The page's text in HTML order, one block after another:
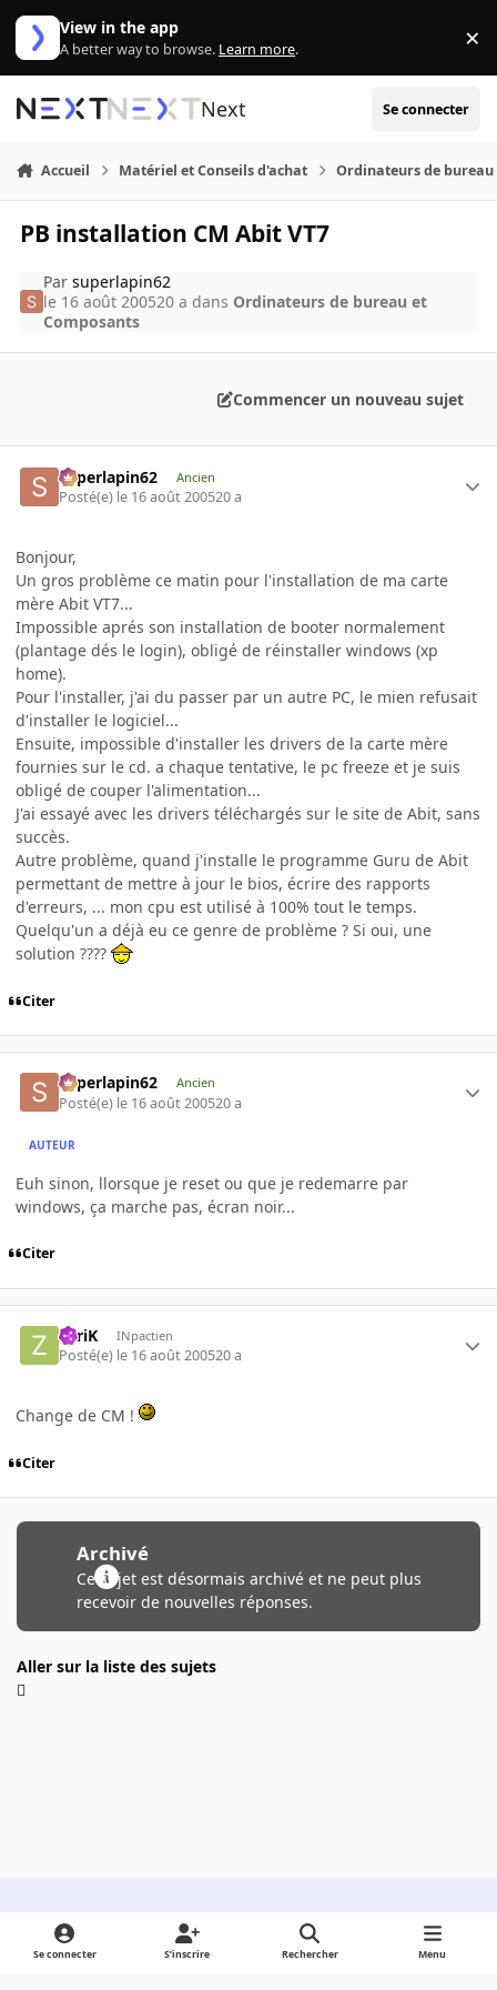
Aller au contenu
View in the app
A better way to browse. Learn more. ×
Next Se connecter
Accueil Matériel et Conseils d'achat Ordinateurs de bureau
PB installation CM Abit VT7
Parsuperlapin62
le 16 août 200520 a dans Ordinateurs de bureau et
Composants
Commencer un nouveau sujet
superlapin62 Ancien
Posté(e) le 16 août 200520 a
Bonjour,
Un gros problème ce matin pour l'installation de ma carte
mère Abit VT7...
Impossible aprés son installation de booter normalement
(plantage dés le login), obligé de réinstaller windows (xp
home).
Pour l'installer, j'ai du passer par un autre PC, le mien refusait
d'installer le logiciel...
Ensuite, impossible d'installer les drivers de la carte mère
fournies sur le cd. a chaque tentative, le pc freeze et je suis
obligé de couper l'alimentation...
J'ai essayé avec les drivers téléchargés sur le site de Abit, sans
succès.
Autre problème, quand j'installe le programme Guru de Abit
permettant de mettre à jour le bios, écrire des rapports
d'erreurs, ... mon cpu est utilisé à 100% tout le temps.
Quelqu'un a déjà eu ce genre de problème ? Si oui, une
solution ????
Citer
superlapin62 Ancien
Posté(e) le 16 août 200520 a
AUTEUR
Euh sinon, llorsque je reset ou que je redemarre par
windows, ça marche pas, écran noir...
Citer
ZyriK INpactien
Posté(e) le 16 août 200520 a
Change de CM !
Citer
Archivé
Ce sujet est désormais archivé et ne peut plus
recevoir de nouvelles réponses.
Aller sur la liste des sujets
Light ModeDark ModeSystem Preference
Se connecter S’inscrire Rechercher Menu